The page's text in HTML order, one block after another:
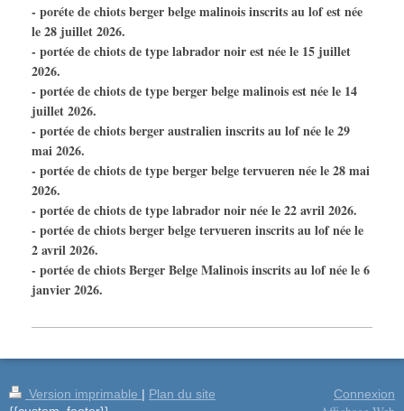
- poréte de chiots berger belge malinois inscrits au lof est née
le 28 juillet 2026.
- portée de chiots de type labrador noir est née le 15 juillet
2026.
- portée de chiots de type berger belge malinois est née le 14
juillet 2026.
- portée de chiots berger australien inscrits au lof née le 29
mai 2026.
- portée de chiots de type berger belge tervueren née le 28 mai
2026.
- portée de chiots de type labrador noir née le 22 avril 2026.
- portée de chiots berger belge tervueren inscrits au lof née le
2 avril 2026.
- portée de chiots Berger Belge Malinois inscrits au lof née le 6
janvier 2026.
Version imprimable | Plan du site
Connexion